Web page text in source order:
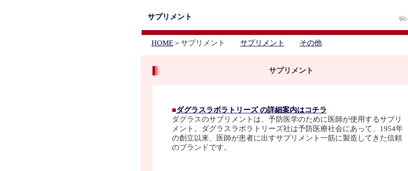
サプリメント
HOME＞サプリメント サプリメント その他
サプリメント
■ダグラスラボラトリーズ の詳細案内はコチラ
ダグラスのサプリメントは、予防医学のために医師が使用するサプリ
メント。ダグラスラボラトリーズ社は予防医療社会にあって、1954年
の創立以来、医師が患者に出すサプリメント一筋に製造してきた信頼
のブランドです。